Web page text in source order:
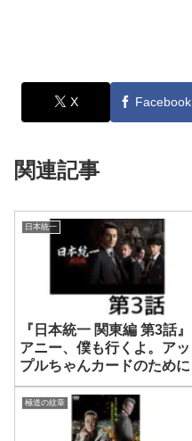
X Facebook
関連記事
日本統一
『日本統一 関東編 第3話』
アニー、僕も行くよ。アッ
プルちゃんカードのために
極道の紋章